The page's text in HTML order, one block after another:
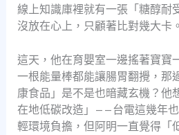
線上知識庫裡就有一張「糖醇耐
沒放在心上，只顧著比對幾大卡。
這天，他在育嬰室一邊搖著寶寶
一根能量棒都能讓腸胃翻攪，那
康食品」是不是也暗藏玄機？他
在地低碳改造」——台電這幾年
輕環境負擔，但阿明一直覺得「